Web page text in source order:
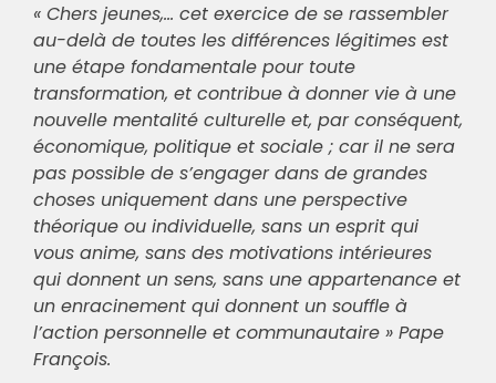
« Chers jeunes,… cet exercice de se rassembler
au-delà de toutes les différences légitimes est
une étape fondamentale pour toute
transformation, et contribue à donner vie à une
nouvelle mentalité culturelle et, par conséquent,
économique, politique et sociale ; car il ne sera
pas possible de s’engager dans de grandes
choses uniquement dans une perspective
théorique ou individuelle, sans un esprit qui
vous anime, sans des motivations intérieures
qui donnent un sens, sans une appartenance et
un enracinement qui donnent un souffle à
l’action personnelle et communautaire » Pape
François.